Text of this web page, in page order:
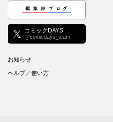
編集部ブログ
コミックDAYS
@comicdays_team
お知らせ
ヘルプ／使い方